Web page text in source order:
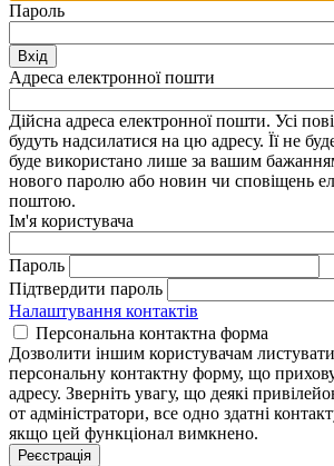
Пароль
Вхід
Адреса електронної пошти
Дійсна адреса електронної пошти. Усі
будуть надсилатися на цю адресу. Її не
буде використано лише за вашим
нового паролю або новин чи сповіщень
поштою.
Ім'я користувача
Пароль
Підтвердити пароль
Налаштування контактів
Персональна контактна форма
Дозволити іншим користувачам
персональну контактну форму, що
адресу. Зверніть увагу, що деякі
от адміністратори, все одно здатні
якщо цей функціонал вимкнено.
Реєстрація